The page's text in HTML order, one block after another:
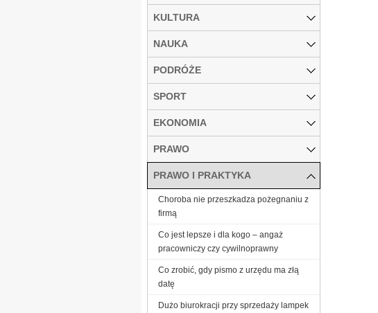
KULTURA
NAUKA
PODRÓŻE
SPORT
EKONOMIA
PRAWO
PRAWO I PRAKTYKA
Choroba nie przeszkadza pożegnaniu z
firmą
Co jest lepsze i dla kogo – angaż
pracowniczy czy cywilnoprawny
Co zrobić, gdy pismo z urzędu ma złą
datę
Dużo biurokracji przy sprzedaży lampek